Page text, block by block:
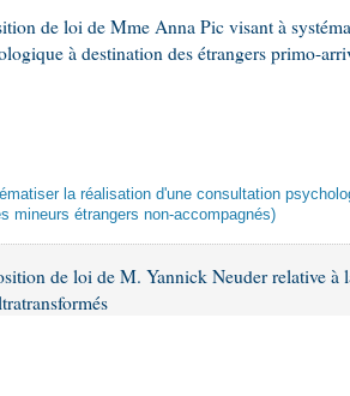
de loi de Mme Anna Pic visant à
à destination des étrangers primo-
la réalisation d'une consultation
mineurs étrangers non-accompagnés)
de loi de M. Yannick Neuder relative à